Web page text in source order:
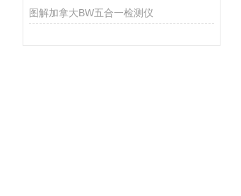
图解加拿大BW五合一检测仪